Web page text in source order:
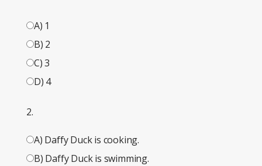
A) 1
B) 2
C) 3
D) 4
2.
A) Daffy Duck is cooking.
B) Daffy Duck is swimming.